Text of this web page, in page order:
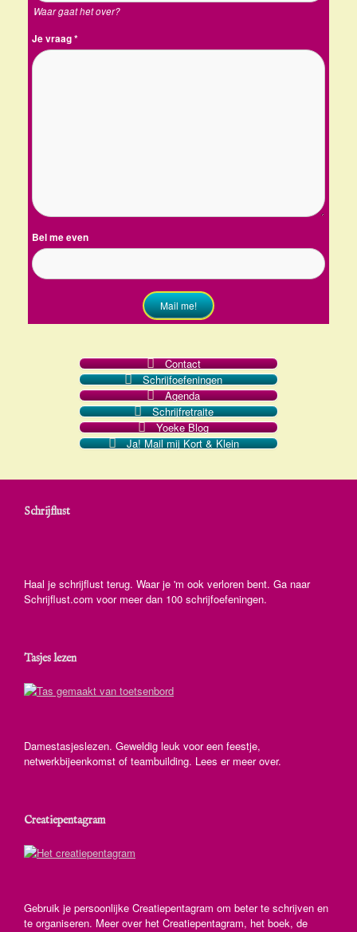
Waar gaat het over?
Je vraag*
Bel me even
Mail me!
Contact
Schrijfoefeningen
Agenda
Schrijfretraite
Yoeke Blog
Ja! Mail mij Kort & Klein
Schrijflust
Haal je schrijflust terug. Waar je 'm ook verloren bent. Ga naar
Schrijflust.com voor meer dan 100 schrijfoefeningen.
Tasjes lezen
Damestasjeslezen. Geweldig leuk voor een feestje,
netwerkbijeenkomst of teambuilding. Lees er meer over.
Creatiepentagram
Gebruik je persoonlijke Creatiepentagram om beter te schrijven en
te organiseren. Meer over het Creatiepentagram, het boek, de